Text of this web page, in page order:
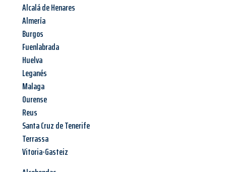
Alcalá de Henares
Almería
Burgos
Fuenlabrada
Huelva
Leganés
Malaga
Ourense
Reus
Santa Cruz de Tenerife
Terrassa
Vitoria-Gasteiz